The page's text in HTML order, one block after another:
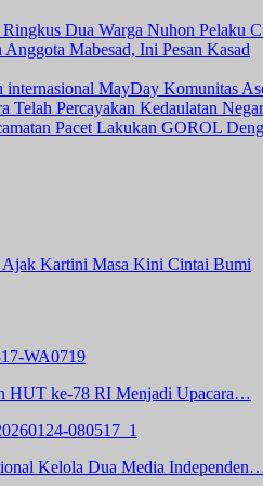
Dua Warga Nuhon Pelaku
Mabesad, Ini Pesan Kasad
internasional MayDay Komunitas
Telah Percayakan Kedaulatan
Pacet Lakukan GOROL
Kartini Masa Kini Cintai Bumi
HUT ke-78 RI Menjadi Upacara…
Kelola Dua Media